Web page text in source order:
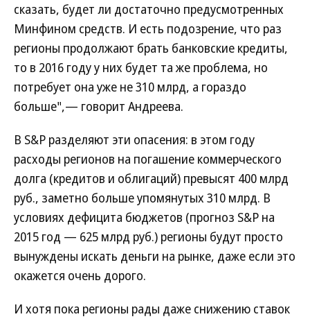
сказать, будет ли достаточно предусмотренных
Минфином средств. И есть подозрение, что раз
регионы продолжают брать банковские кредиты,
то в 2016 году у них будет та же проблема, но
потребует она уже не 310 млрд, а гораздо
больше",— говорит Андреева.
В S&P разделяют эти опасения: в этом году
расходы регионов на погашение коммерческого
долга (кредитов и облигаций) превысят 400 млрд
руб., заметно больше упомянутых 310 млрд. В
условиях дефицита бюджетов (прогноз S&P на
2015 год — 625 млрд руб.) регионы будут просто
вынуждены искать деньги на рынке, даже если это
окажется очень дорого.
И хотя пока регионы рады даже снижению ставок